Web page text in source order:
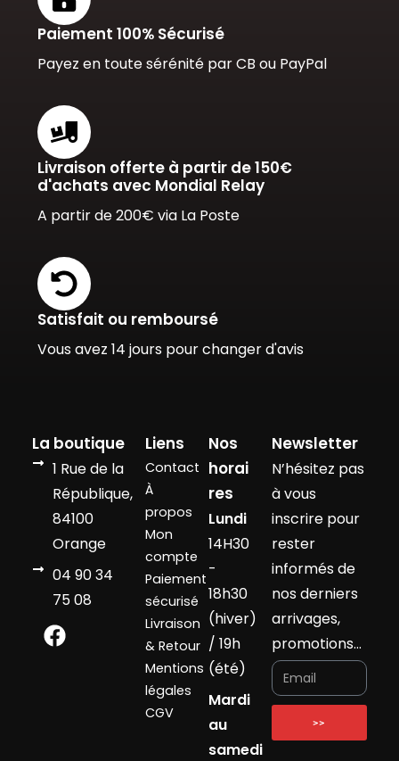
Paiement 100% Sécurisé
Payez en toute sérénité par CB ou PayPal
Livraison offerte à partir de 150€
d'achats avec Mondial Relay
A partir de 200€ via La Poste
Satisfait ou remboursé
Vous avez 14 jours pour changer d'avis
La boutique
1 Rue de la
République,
84100
Orange
04 90 34
75 08
Liens
Contact
À
propos
Mon
compte
Paiement
sécurisé
Livraison
& Retour
Mentions
légales
CGV
Nos
horai
res
Lundi
14H30
-
18h30
(hiver)
/ 19h
(été)
Mardi
au
samedi
Newsletter
N’hésitez pas
à vous
inscrire pour
rester
informés de
nos derniers
arrivages,
promotions…
>>